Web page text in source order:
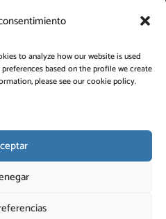
to analyze how our website is used
based on the profile we create
please see our cookie policy.
Pymes de La Rioja sobre
OPTIAL: Innovación y
el cultivo del almendro